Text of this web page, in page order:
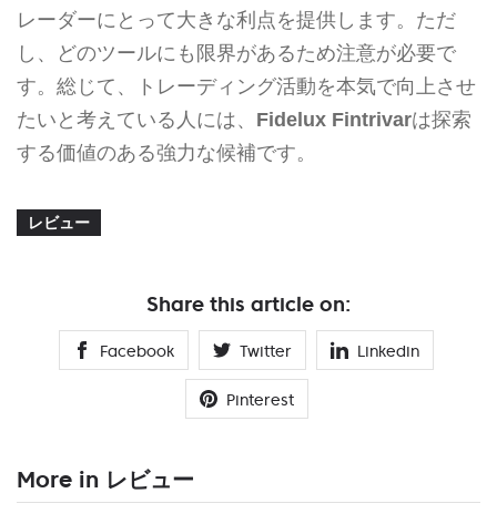
レーダーにとって大きな利点を提供します。ただ
し、どのツールにも限界があるため注意が必要で
す。総じて、トレーディング活動を本気で向上させ
たいと考えている人には、 Fidelux Fintrivarは探索
する価値のある強力な候補です。
レビュー
Share this article on:
Facebook Twitter Linkedin
Pinterest
More in レビュー